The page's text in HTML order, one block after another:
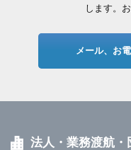
します。
メール、お
法人・業務渡航・